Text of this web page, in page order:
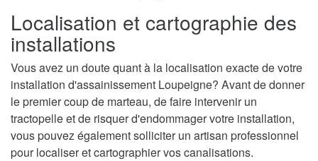
Localisation et cartographie des
installations
Vous avez un doute quant à la localisation exacte de votre
installation d'assainissement Loupeigne? Avant de donner
le premier coup de marteau, de faire intervenir un
tractopelle et de risquer d'endommager votre installation,
vous pouvez également solliciter un artisan professionnel
pour localiser et cartographier vos canalisations.